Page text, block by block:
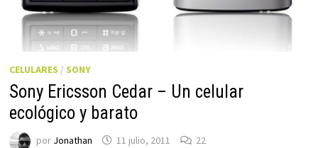
CELULARES / SONY
Sony Ericsson Cedar – Un celular
ecológico y barato
por Jonathan 11 julio, 2011 22